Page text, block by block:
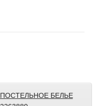
ПОСТЕЛЬНОЕ БЕЛЬЕ